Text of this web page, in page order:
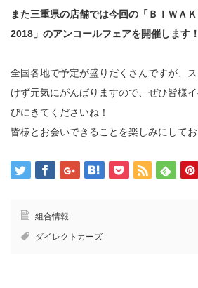
また三重県の店舗では今回の「ＢＩＷＡ
2018」のアンコールフェアを開催します
全国各地で予定が盛りだくさんですが、
けず元気にがんばりますので、ぜひ皆様
びにきてくださいね！
皆様とお会いできることを楽しみにしてお
組合情報
ダイレクトカーズ